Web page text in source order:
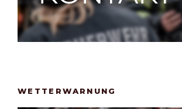
WETTERWARNUNG